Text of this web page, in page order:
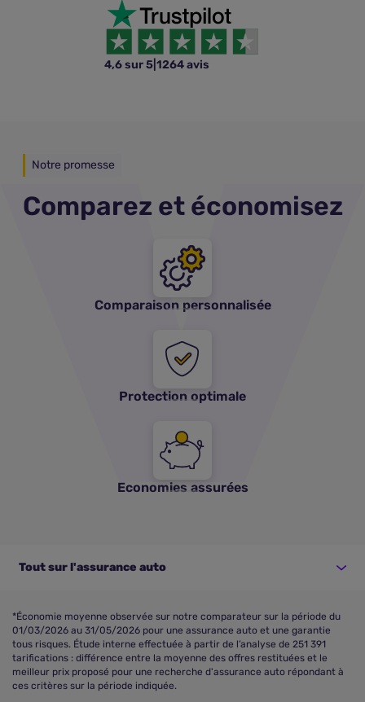
4,6 sur 5 1264 avis
Notre promesse
Comparez et économisez
Comparaison personnalisée
Protection optimale
Economies assurées
Tout sur l'assurance auto
*Économie moyenne observée sur notre comparateur sur la période du
01/03/2026 au 31/05/2026 pour une assurance auto et une garantie
tous risques. Étude interne effectuée à partir de l’analyse de 251 391
tarifications : différence entre la moyenne des offres restituées et le
meilleur prix proposé pour une recherche d'assurance auto répondant à
ces critères sur la période indiquée.